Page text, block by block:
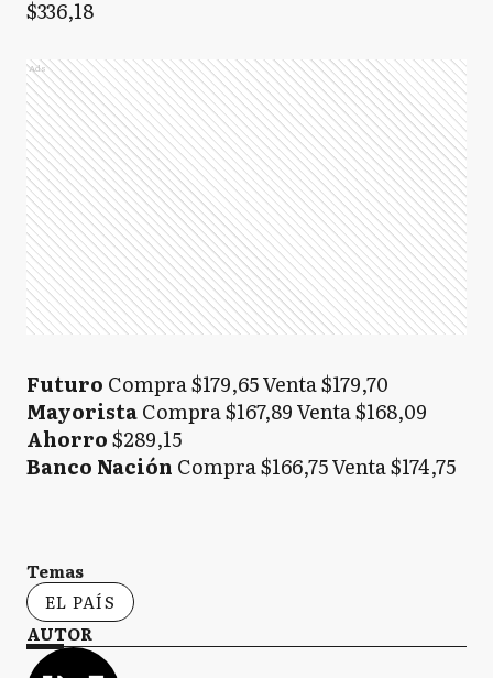
$336,18
Ads
Futuro Compra $179,65 Venta $179,70
MayoristaCompra $167,89 Venta $168,09
Ahorro$289,15
Banco Nación Compra $166,75 Venta $174,75
Temas
EL PAÍS
AUTOR